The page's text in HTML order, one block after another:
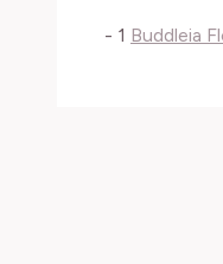
- 1 Buddleia